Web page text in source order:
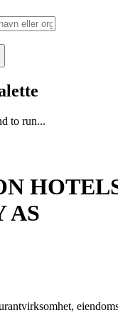
to run...
AS